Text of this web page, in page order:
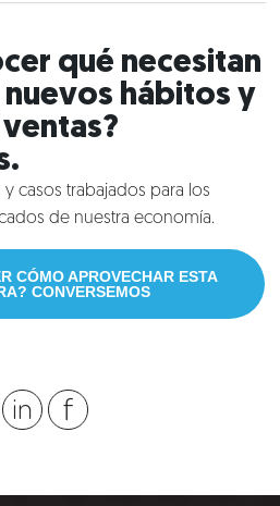
qué necesitan
hábitos y
casos trabajados para los
de nuestra economía.
CÓMO APROVECHAR ESTA
CONVERSEMOS